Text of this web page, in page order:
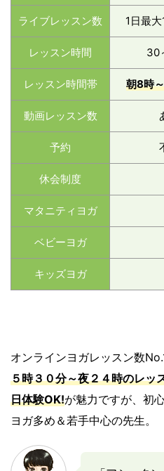
ライブレッスン数 1日最
レッスン時間 30
レッスン時間帯 朝8時
動画レッスン数
予約
休会制度
マタニティヨガ
ベビーヨガ
キッズヨガ
オンラインヨガレッスン数
５時３０分～夜２４時のレッ
日体験OK!が魅力ですが、初
ヨガ多め＆若手中心の先生。